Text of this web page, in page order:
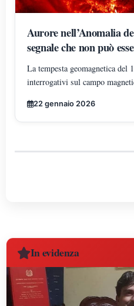
Aurore nell’Anomalia
segnale che non può
La tempesta geomagnetica del
interrogativi sul campo
22 gennaio 2026
In evidenza